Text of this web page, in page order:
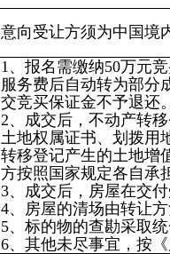
意向受让方须为中国境
1、报名需缴纳50万元
服务费后自动转为部分
交竞买保证金不予退还
2、成交后，不动产转
土地权属证书、划拨用
转移登记产生的土地增
方按照国家规定各自承
3、成交后，房屋在交
4、房屋的清场由转让
5、标的物的查勘采取
6、其他未尽事宜，按